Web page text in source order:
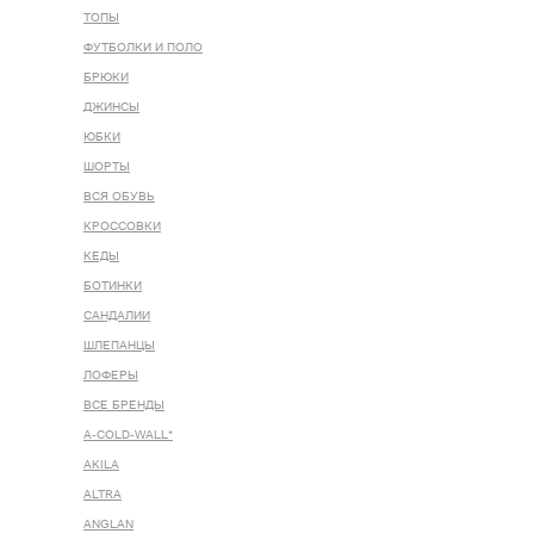
ТОПЫ
ФУТБОЛКИ И ПОЛО
БРЮКИ
ДЖИНСЫ
ЮБКИ
ШОРТЫ
ВСЯ ОБУВЬ
КРОССОВКИ
КЕДЫ
БОТИНКИ
САНДАЛИИ
ШЛЕПАНЦЫ
ЛОФЕРЫ
ВСЕ БРЕНДЫ
A-COLD-WALL*
AKILA
ALTRA
ANGLAN